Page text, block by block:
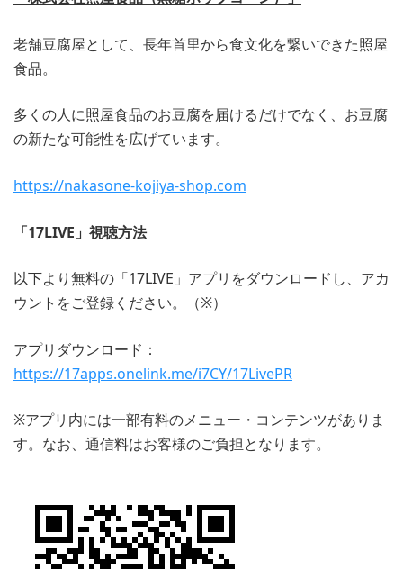
老舗豆腐屋として、長年首里から食文化を繋いできた照屋
食品。
多くの人に照屋食品のお豆腐を届けるだけでなく、お豆腐
の新たな可能性を広げています。
https://nakasone-kojiya-shop.com
「17LIVE」視聴方法
以下より無料の「17LIVE」アプリをダウンロードし、アカ
ウントをご登録ください。（※）
アプリダウンロード：
https://17apps.onelink.me/i7CY/17LivePR
※アプリ内には一部有料のメニュー・コンテンツがありま
す。なお、通信料はお客様のご負担となります。